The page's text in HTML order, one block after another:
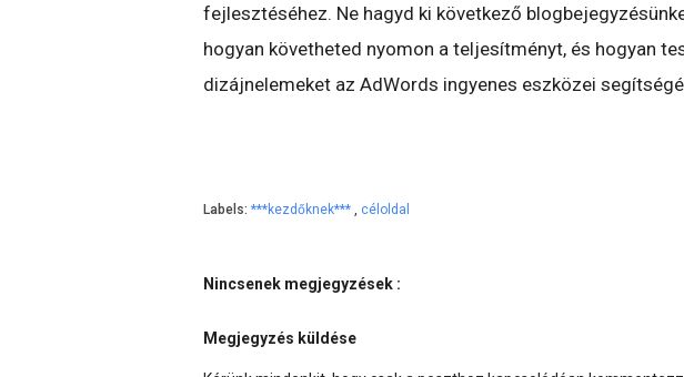
fejlesztéséhez. Ne hagyd ki következő
hogyan követheted nyomon a teljesítményt, és hogyan
dizájnelemeket az AdWords ingyenes eszközei
Labels: ***kezdőknek*** céloldal
Nincsenek megjegyzések :
Megjegyzés küldése